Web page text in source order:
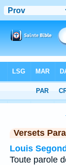
Chapitre 30 > Verset
Versets
Louis
Toute parole